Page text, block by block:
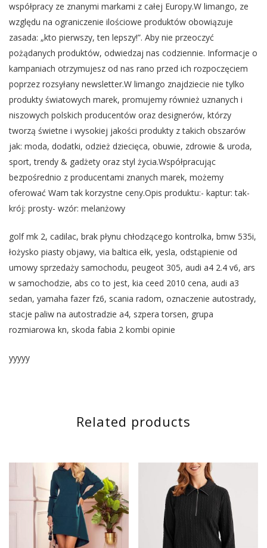
współpracy ze znanymi markami z całej Europy.W limango, ze
względu na ograniczenie ilościowe produktów obowiązuje
zasada: „kto pierwszy, ten lepszy!”. Aby nie przeoczyć
pożądanych produktów, odwiedzaj nas codziennie. Informacje o
kampaniach otrzymujesz od nas rano przed ich rozpoczęciem
poprzez rozsyłany newsletter.W limango znajdziecie nie tylko
produkty światowych marek, promujemy również uznanych i
niszowych polskich producentów oraz designerów, którzy
tworzą świetne i wysokiej jakości produkty z takich obszarów
jak: moda, dodatki, odzież dziecięca, obuwie, zdrowie & uroda,
sport, trendy & gadżety oraz styl życia.Współpracując
bezpośrednio z producentami znanych marek, możemy
oferować Wam tak korzystne ceny.Opis produktu:- kaptur: tak-
krój: prosty- wzór: melanżowy
golf mk 2, cadilac, brak płynu chłodzącego kontrolka, bmw 535i,
łożysko piasty objawy, via baltica ełk, yesla, odstąpienie od
umowy sprzedaży samochodu, peugeot 305, audi a4 2.4 v6, ars
w samochodzie, abs co to jest, kia ceed 2010 cena, audi a3
sedan, yamaha fazer fz6, scania radom, oznaczenie autostrady,
stacje paliw na autostradzie a4, szpera torsen, grupa
rozmiarowa kn, skoda fabia 2 kombi opinie
yyyyy
Related products